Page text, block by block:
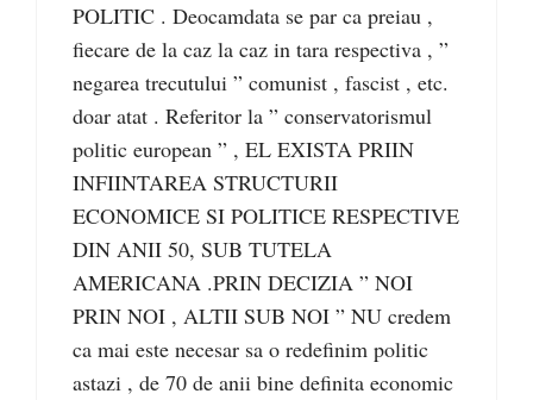
POLITIC . Deocamdata se par ca preiau ,
fiecare de la caz la caz in tara respectiva , ”
negarea trecutului ” comunist , fascist , etc.
doar atat . Referitor la ” conservatorismul
politic european ” , EL EXISTA PRIIN
INFIINTAREA STRUCTURII
ECONOMICE SI POLITICE RESPECTIVE
DIN ANII 50, SUB TUTELA
AMERICANA .PRIN DECIZIA ” NOI
PRIN NOI , ALTII SUB NOI ” NU credem
ca mai este necesar sa o redefinim politic
astazi , de 70 de anii bine definita economic